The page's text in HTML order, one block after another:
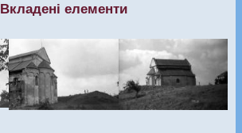
Вкладені елементи